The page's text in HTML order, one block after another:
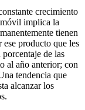
crecimiento
implica la
tienen
producto que les
de las
al año anterior; con
tendencia que
alcanzar los